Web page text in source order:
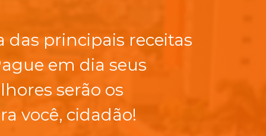
das principais receitas
em dia seus
serão os
você, cidadão!